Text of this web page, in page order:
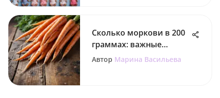
Сколько моркови в 200
граммах: важные
аспекты
Автор Марина Васильева